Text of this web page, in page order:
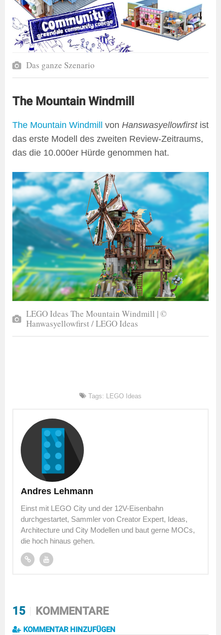
Das ganze Szenario
The Mountain Windmill
The Mountain Windmill von Hanswasyellowfirstist
das erste Modell des zweiten Review-Zeitraums,
das die 10.000er Hürde genommen hat.
LEGO Ideas The Mountain Windmill | ©
Hanwasyellowfirst / LEGO Ideas
Tags: LEGO Ideas
Andres Lehmann
Einst mit LEGO City und der 12V-Eisenbahn
durchgestartet, Sammler von Creator Expert, Ideas,
Architecture und City Modellen und baut gerne MOCs,
die hoch hinaus gehen.
15 KOMMENTARE
KOMMENTAR HINZUFÜGEN